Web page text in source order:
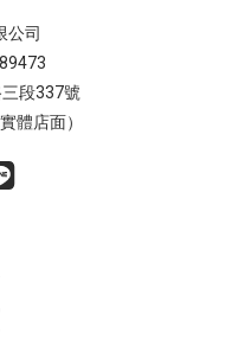
公司
段337號
體店面）